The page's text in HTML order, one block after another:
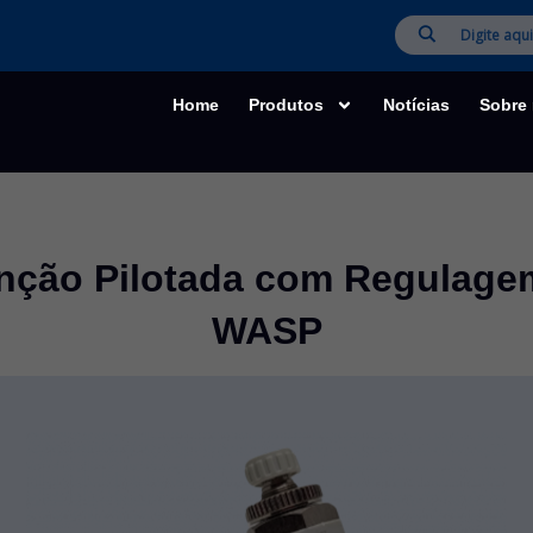
Home Produtos Notícias Sobre
Pilotada com
WASP